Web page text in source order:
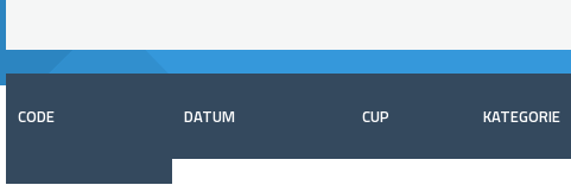
CODE DATUM CUP KATEGORIE